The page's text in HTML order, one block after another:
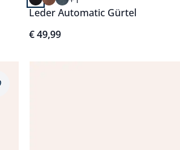
Leder Automatic Gürtel
€ 49,99